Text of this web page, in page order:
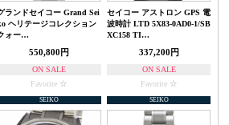
ランドセイコー Grand Sei
ヘリテージコレクション
ォー…
550,800円
ON SALE
Favorite
セイコー アストロン GPS 電
波時計 LTD 5X83-0AD0-1/SB
XC158 TI…
337,200円
ON SALE
Favorite
SEIKO SEIKO